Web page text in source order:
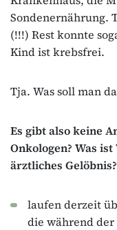
Sondenernährung.
(!!!) Rest konnte
Kind ist krebsfrei.
Tja. Was soll man
Es gibt also keine
Onkologen? Was
ärztliches
laufen derzeit
die während